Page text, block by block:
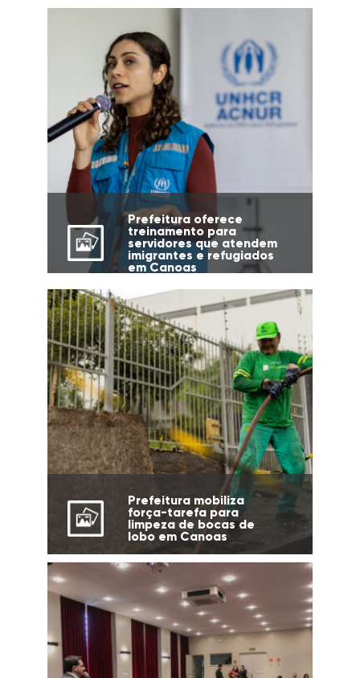
Prefeitura oferece
treinamento para
servidores que atendem
imigrantes e refugiados
em Canoas
Prefeitura mobiliza
força-tarefa para
limpeza de bocas de
lobo em Canoas